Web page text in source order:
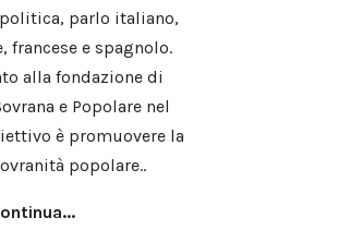
parlo italiano,
francese e spagnolo.
alla fondazione di
e Popolare nel
è promuovere la
popolare..